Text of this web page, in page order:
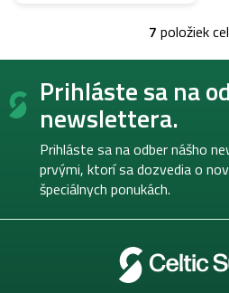
O
v
á
d
c
i
e
v
y
v
7 položiek
Z
Prihláste sa na
newslettera.
Prihláste sa na odber nášho
prvými, ktorí sa dozvedia o
špeciálnych ponukách.